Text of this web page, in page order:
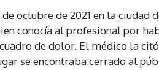
octubre de 2021 en la ciudad
conocía al profesional por
de dolor. El médico la
se encontraba cerrado al